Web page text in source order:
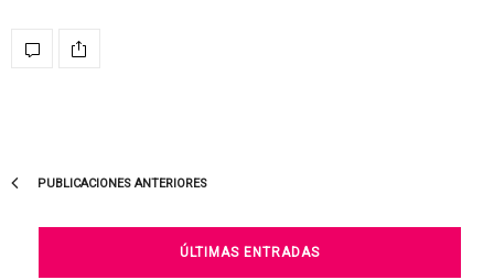
PUBLICACIONES ANTERIORES
ÚLTIMAS ENTRADAS